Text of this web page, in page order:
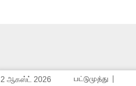
2 ஆகஸ்ட் 2026 பட்டுமுத்து